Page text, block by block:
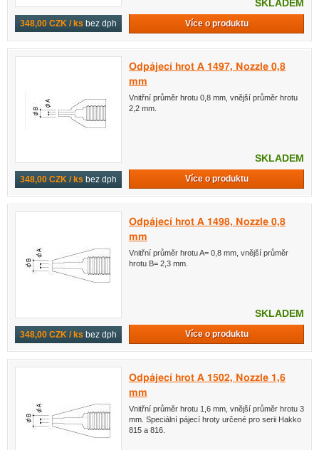
348,00 CZK / ks bez dph
SKLADEM
Více o produktu
348,00 CZK / ks bez dph
Odpájecí hrot A 1497, Nozzle 0,8
mm
Vnitřní průměr hrotu 0,8 mm, vnější průměr hrotu
2,2 mm.
SKLADEM
Více o produktu
348,00 CZK / ks bez dph
Odpájecí hrot A 1498, Nozzle 0,8
mm
Vnitřní průměr hrotu A= 0,8 mm, vnější průměr
hrotu B= 2,3 mm.
SKLADEM
Více o produktu
Odpájecí hrot A 1502, Nozzle 1,6
mm
Vnitřní průměr hrotu 1,6 mm, vnější průměr hrotu 3
mm. Speciální pájecí hroty určené pro serii Hakko
815 a 816.